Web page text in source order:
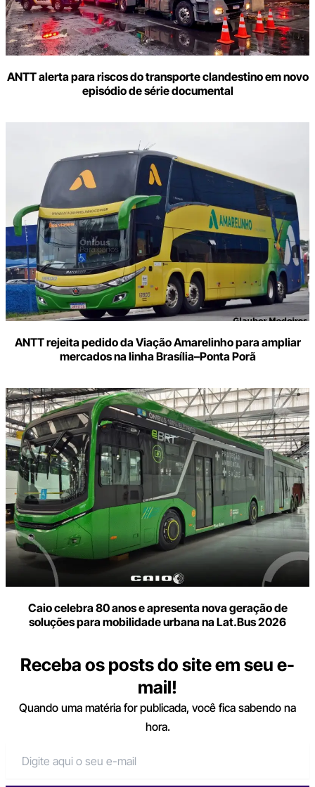
ANTT alerta para riscos do transporte clandestino em novo
episódio de série documental
ANTT rejeita pedido da Viação Amarelinho para ampliar
mercados na linha Brasília–Ponta Porã
Caio celebra 80 anos e apresenta nova geração de
soluções para mobilidade urbana na Lat.Bus 2026
Receba os posts do site em seu e-
mail!
Quando uma matéria for publicada, você fica sabendo na
hora.